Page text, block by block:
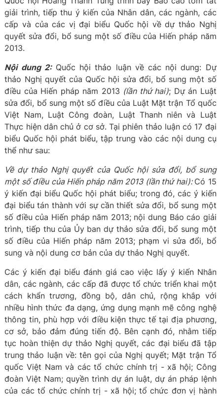
giải trình, tiếp thu ý kiến của Nhân dân, các ngành, các
cấp và của các vị đại biểu Quốc hội về dự thảo Nghị
quyết sửa đổi, bổ sung một số điều của Hiến pháp năm
2013.
Nội dung 2:Quốc hội thảo luận về các nội dung: Dự
thảo Nghị quyết của Quốc hội sửa đổi, bổ sung một số
điều của Hiến pháp năm 2013 (lần thứ hai); Dự án Luật
sửa đổi, bổ sung một số điều của Luật Mặt trận Tổ quốc
Việt Nam, Luật Công đoàn, Luật Thanh niên và Luật
Thực hiện dân chủ ở cơ sở. Tại phiên thảo luận có 17 đại
biểu Quốc hội phát biểu, tập trung vào các nội dung cụ
thể như sau:
Về dự thảo Nghị quyết của Quốc hội sửa đổi, bổ sung
một số điều của Hiến pháp năm 2013 (lần thứ hai): Có 15
ý kiến đại biểu Quốc hội phát biểu; trong đó, các ý kiến
đại biểu tán thành với sự cần thiết sửa đổi, bổ sung một
số điều của Hiến pháp năm 2013; nội dung Báo cáo giải
trình, tiếp thu của Ủy ban dự thảo sửa đổi, bổ sung một
số điều của Hiến pháp năm 2013; phạm vi sửa đổi, bổ
sung và nội dung cơ bản của dự thảo Nghị quyết.
Các ý kiến đại biểu đánh giá cao việc lấy ý kiến Nhân
dân, các ngành, các cấp đã được tổ chức triển khai một
cách khẩn trương, đồng bộ, dân chủ, rộng khắp với
nhiều hình thức đa dạng, ứng dụng mạnh mẽ công nghệ
thông tin, phù hợp với điều kiện thực tế tại địa phương,
cơ sở, bảo đảm đúng tiến độ. Bên cạnh đó, nhằm tiếp
tục hoàn thiện dự thảo Nghị quyết, các đại biểu đã tập
trung thảo luận về: tên gọi của Nghị quyết; Mặt trận Tổ
quốc Việt Nam và các tổ chức chính trị - xã hội; Công
đoàn Việt Nam; quyền trình dự án luật, dự án pháp lệnh
của các tổ chức chính trị - xã hội; tổ chức đơn vị hành